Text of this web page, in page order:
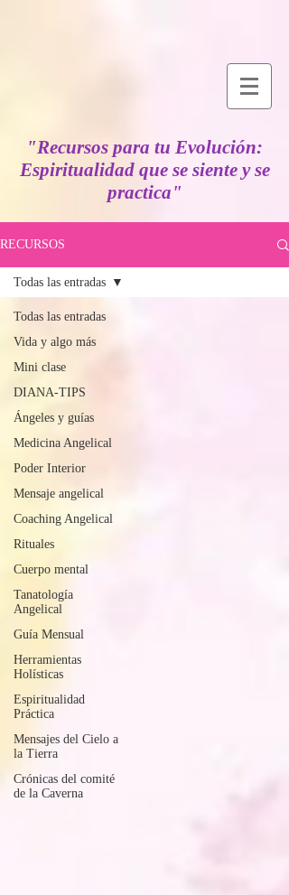
"Recursos para tu Evolución:
Espiritualidad que se siente y se
practica"
RECURSOS
Todas las entradas
Vida y algo más
Mini clase
DIANA-TIPS
Ángeles y guías
Medicina Angelical
Poder Interior
Mensaje angelical
Coaching Angelical
Rituales
Cuerpo mental
Tanatología
Angelical
Guía Mensual
Herramientas
Holísticas
Espiritualidad
Práctica
Mensajes del Cielo a
la Tierra
Crónicas del comité
de la Caverna
Todas las entradas